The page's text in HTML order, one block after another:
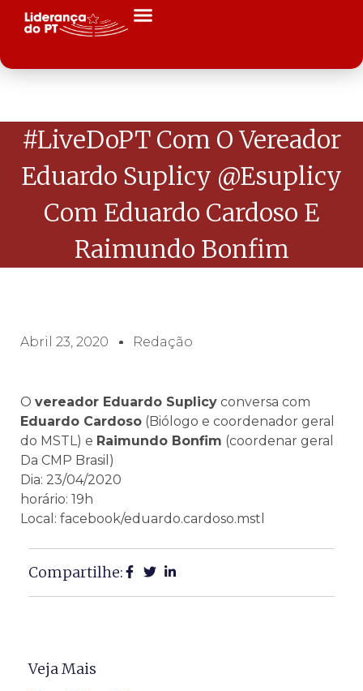
#LiveDoPT Com O Vereador
Eduardo Suplicy @esuplicy
Com Eduardo Cardoso E
Raimundo Bonfim
Abril 23, 2020 Redação
O vereador Eduardo Suplicy conversa com
Eduardo Cardoso (Biólogo e coordenador geral
do MSTL) e Raimundo Bonfim (coordenar geral
Da CMP Brasil)
Dia: 23/04/2020
horário: 19h
Local: facebook/eduardo.cardoso.mstl
Compartilhe:
Veja Mais